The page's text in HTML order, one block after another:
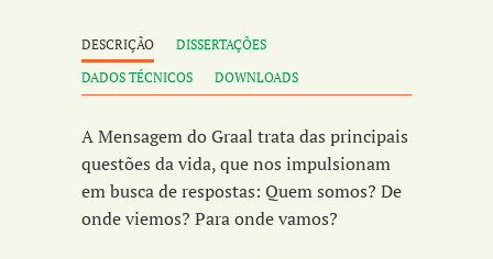
DESCRIÇÃO
DISSERTAÇÕES
DADOS TÉCNICOS
DOWNLOADS
A Mensagem do Graal trata das principais
questões da vida, que nos impulsionam
em busca de respostas: Quem somos? De
onde viemos? Para onde vamos?